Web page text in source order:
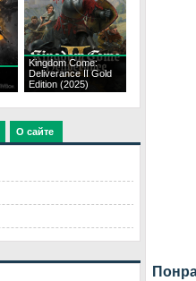
Kingdom Come:
Deliverance II Gold
Edition (2025)
О сайте